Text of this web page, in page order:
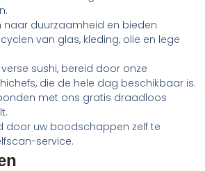
naar duurzaamheid en bieden
van glas, kleding, olie en lege
sushi, bereid door onze
die de hele dag beschikbaar is.
met ons gratis draadloos
door uw boodschappen zelf te
service.